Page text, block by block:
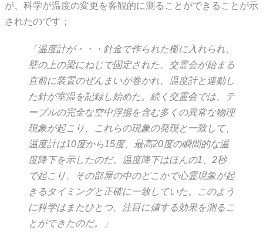
が、科学が温度の変更を客観的に測ることができることが示
されたのです；
「温度計が・・・針金で作られた檻に入れられ、
壁の上の梁にねじで固定された。交霊会が始まる
直前に装置のぜんまいが巻かれ、温度計と連動し
た針が室温を記録し始めた。続く交霊会では、テ
ーブルの完全な空中浮揚を含む多くの異常な物理
現象が起こり、これらの現象の発現と一致して、
温度計は10度から15度、最高20度の瞬間的な温
度降下を示したのだ。温度降下はほんの1、2秒
で起こり、その部屋の中のどこかで心霊現象が起
きるタイミングと正確に一致していた。このよう
に科学はまたひとつ、注目に値する効果を測るこ
とができたのだ。」